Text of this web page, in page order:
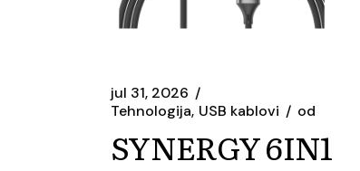
jul 31, 2026
Tehnologija USB kablovi od
SYNERGY 6IN1